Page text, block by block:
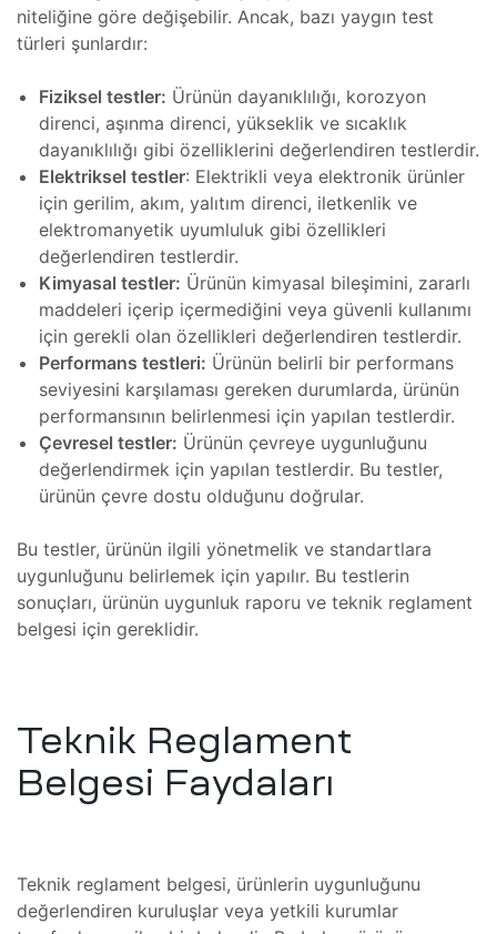
Bakım
niteliğine göre değişebilir. Ancak, bazı yaygın test
türleri şunlardır:
Fiziksel testler: Ürünün dayanıklılığı, korozyon
direnci, aşınma direnci, yükseklik ve sıcaklık
dayanıklılığı gibi özelliklerini değerlendiren testlerdir.
Elektriksel testler: Elektrikli veya elektronik ürünler
için gerilim, akım, yalıtım direnci, iletkenlik ve
elektromanyetik uyumluluk gibi özellikleri
değerlendiren testlerdir.
Kimyasal testler: Ürünün kimyasal bileşimini, zararlı
maddeleri içerip içermediğini veya güvenli kullanımı
için gerekli olan özellikleri değerlendiren testlerdir.
Performans testleri: Ürünün belirli bir performans
seviyesini karşılaması gereken durumlarda, ürünün
performansının belirlenmesi için yapılan testlerdir.
Çevresel testler: Ürünün çevreye uygunluğunu
değerlendirmek için yapılan testlerdir. Bu testler,
ürünün çevre dostu olduğunu doğrular.
Bu testler, ürünün ilgili yönetmelik ve standartlara
uygunluğunu belirlemek için yapılır. Bu testlerin
sonuçları, ürünün uygunluk raporu ve teknik reglament
belgesi için gereklidir.
Teknik Reglament
Belgesi Faydaları
Teknik reglament belgesi, ürünlerin uygunluğunu
değerlendiren kuruluşlar veya yetkili kurumlar
ve
ve
ve